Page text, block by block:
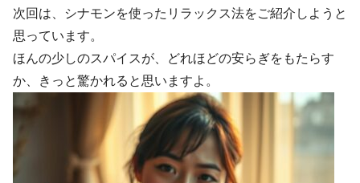
次回は、シナモンを使ったリラックス法をご紹介しようと
思っています。
ほんの少しのスパイスが、どれほどの安らぎをもたらす
か、きっと驚かれると思いますよ。